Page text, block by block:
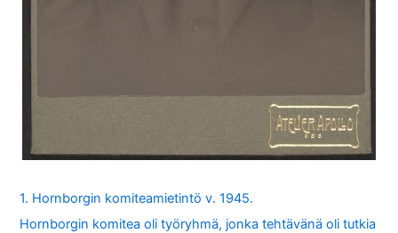
1. Hornborgin komiteamietintö v. 1945.
Hornborgin komitea oli työryhmä, jonka tehtävänä oli tutkia